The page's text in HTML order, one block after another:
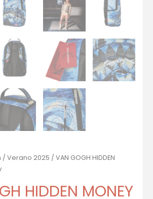
/ Verano 2025 / VAN GOGH HIDDEN
HIDDEN MONEY